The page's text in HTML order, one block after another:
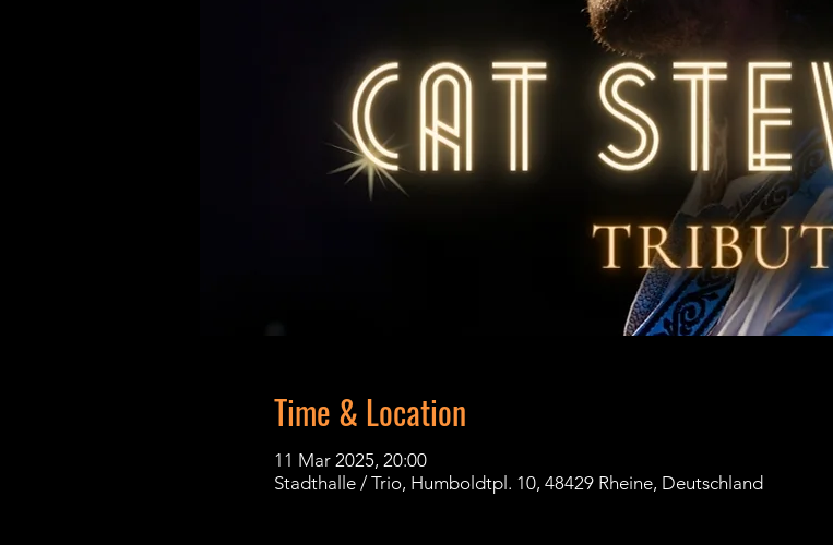
Time & Location
11 Mar 2025, 20:00
Stadthalle / Trio, Humboldtpl. 10, 48429 Rheine, Deutschland